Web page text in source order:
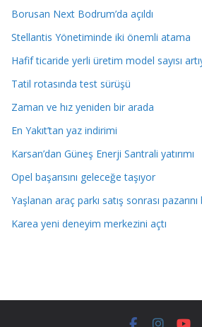
Borusan Next Bodrum’da açıldı
Stellantis Yönetiminde iki önemli atama
Hafif ticaride yerli üretim model sayısı
Tatil rotasında test sürüşü
Zaman ve hız yeniden bir arada
En Yakıt’tan yaz indirimi
Karsan’dan Güneş Enerji Santrali yatırımı
Opel başarısını geleceğe taşıyor
Yaşlanan araç parkı satış sonrası
Karea yeni deneyim merkezini açtı